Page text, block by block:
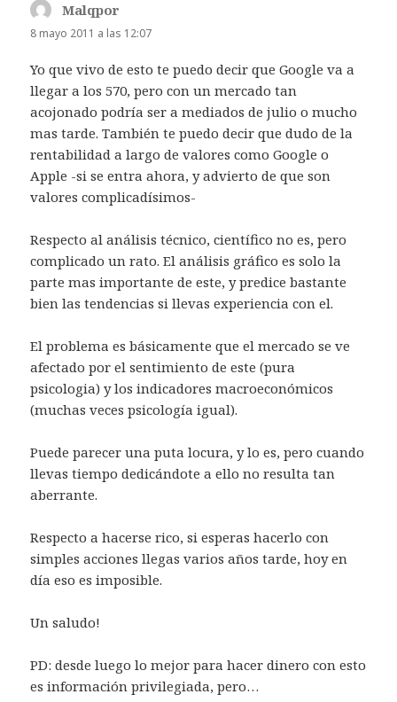
Malqpor
8 mayo 2011 a las 12:07
Yo que vivo de esto te puedo decir que Google va a
llegar a los 570, pero con un mercado tan
acojonado podría ser a mediados de julio o mucho
mas tarde. También te puedo decir que dudo de la
rentabilidad a largo de valores como Google o
Apple -si se entra ahora, y advierto de que son
valores complicadísimos-
Respecto al análisis técnico, científico no es, pero
complicado un rato. El análisis gráfico es solo la
parte mas importante de este, y predice bastante
bien las tendencias si llevas experiencia con el.
El problema es básicamente que el mercado se ve
afectado por el sentimiento de este (pura
psicologia) y los indicadores macroeconómicos
(muchas veces psicología igual).
Puede parecer una puta locura, y lo es, pero cuando
llevas tiempo dedicándote a ello no resulta tan
aberrante.
Respecto a hacerse rico, si esperas hacerlo con
simples acciones llegas varios años tarde, hoy en
día eso es imposible.
Un saludo!
PD: desde luego lo mejor para hacer dinero con esto
es información privilegiada, pero…